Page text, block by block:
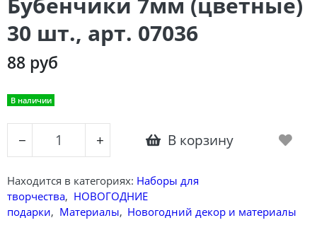
30 шт., арт. 07036
88 руб
В наличии
− + В корзину
Находится в категориях: Наборы для
творчества, НОВОГОДНИЕ
подарки, Материалы, Новогодний декор и материалы